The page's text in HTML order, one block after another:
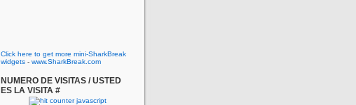
Click here to get more mini-SharkBreak
widgets - www.SharkBreak.com
NUMERO DE VISITAS / USTED
ES LA VISITA #